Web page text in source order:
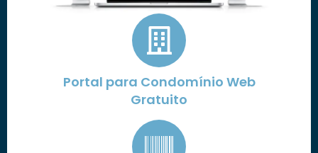
Portal para Condomínio Web
Gratuito